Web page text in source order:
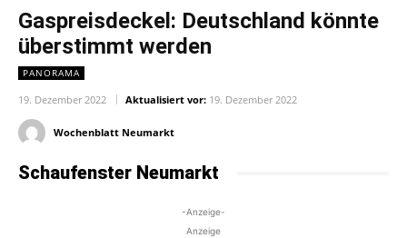
Gaspreisdeckel: Deutschland könnte
überstimmt werden
PANORAMA
19. Dezember 2022 Aktualisiert vor: 19. Dezember 2022
Wochenblatt Neumarkt
Schaufenster Neumarkt
-Anzeige-
Anzeige